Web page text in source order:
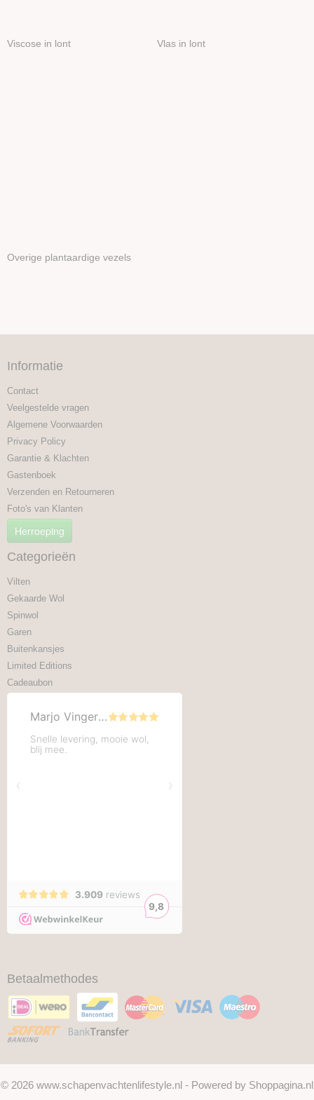
Viscose in lont Vlas in lont
Overige plantaardige vezels
Informatie
Contact
Veelgestelde vragen
Algemene Voorwaarden
Privacy Policy
Garantie & Klachten
Gastenboek
Verzenden en Retourneren
Foto's van Klanten
Herroeping
Categorieën
Vilten
Gekaarde Wol
Spinwol
Garen
Buitenkansjes
Limited Editions
Cadeaubon
Betaalmethodes
© 2026 www.schapenvachtenlifestyle.nl - Powered by Shoppagina.nl